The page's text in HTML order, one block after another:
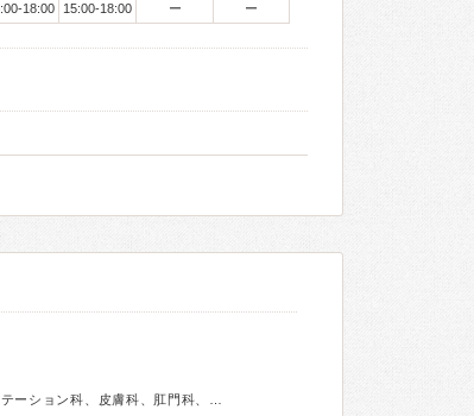
18:00 15:00-18:00 ー ー